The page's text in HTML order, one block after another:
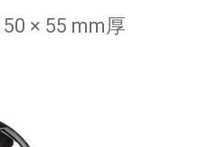
× 55 mm厚